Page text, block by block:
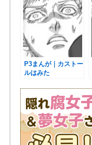
P3まんが｜カストー
ルはみた